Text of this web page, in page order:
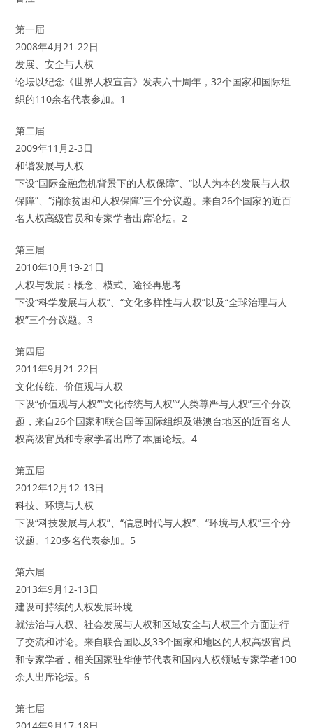
第一届
2008年4月21-22日
发展、安全与人权
论坛以纪念《世界人权宣言》发表六十周年，32个国家和国际组
织的110余名代表参加。1
第二届
2009年11月2-3日
和谐发展与人权
下设“国际金融危机背景下的人权保障”、“以人为本的发展与人权
保障”、“消除贫困和人权保障”三个分议题。来自26个国家的近百
名人权高级官员和专家学者出席论坛。2
第三届
2010年10月19-21日
人权与发展：概念、模式、途径再思考
下设“科学发展与人权”、“文化多样性与人权”以及“全球治理与人
权”三个分议题。3
第四届
2011年9月21-22日
文化传统、价值观与人权
下设“价值观与人权”“文化传统与人权”“人类尊严与人权”三个分议
题，来自26个国家和联合国等国际组织及港澳台地区的近百名人
权高级官员和专家学者出席了本届论坛。4
第五届
2012年12月12-13日
科技、环境与人权
下设“科技发展与人权”、“信息时代与人权”、“环境与人权”三个分
议题。120多名代表参加。5
第六届
2013年9月12-13日
建设可持续的人权发展环境
就法治与人权、社会发展与人权和区域安全与人权三个方面进行
了交流和讨论。来自联合国以及33个国家和地区的人权高级官员
和专家学者，相关国家驻华使节代表和国内人权领域专家学者100
余人出席论坛。6
第七届
2014年9月17-18日